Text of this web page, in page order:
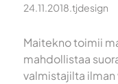
24.11.2018.tjdesign
Maitekno toimii
mahdollistaa
valmistajilta